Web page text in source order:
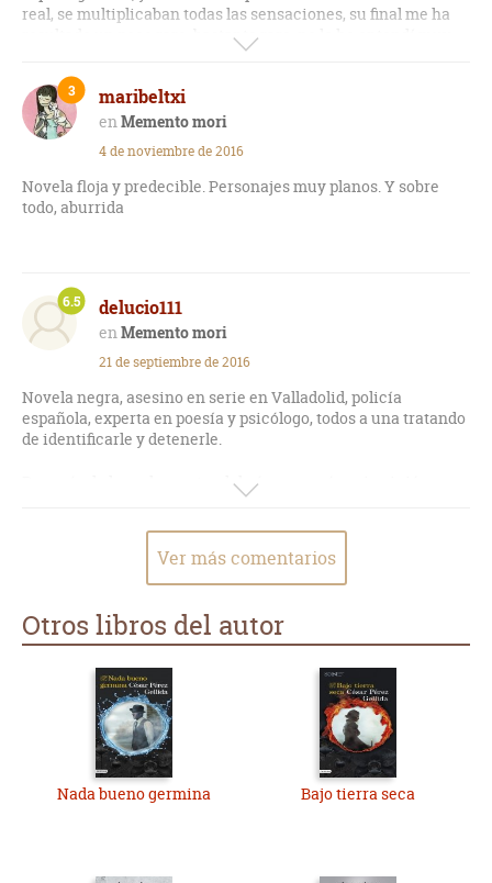
real, se multiplicaban todas las sensaciones, su final me ha
resultado un poco raro, bastante raro, no lo he entendí muy
bien, algo precipitado y sin dejarte ver qué pasa en
realidad...espero que con el segundo se aclare. Un
descubrimiento.maribeltxi
Memento mori
3
4 de noviembre de 2016
Novela floja y predecible. Personajes muy planos. Y sobre
todo, aburrida
delucio111
Memento mori
6.5
21 de septiembre de 2016
Novela negra, asesino en serie en Valladolid, policía
española, experta en poesía y psicólogo, todos a una tratando
de identificarle y detenerle.
Después de leer al maestro del género según mi opinión,
Lemaitre, a esta novela le falta algo, pero se pasa un rato
Ver más comentarios
Otros libros del autor
Nada bueno germina Bajo tierra seca